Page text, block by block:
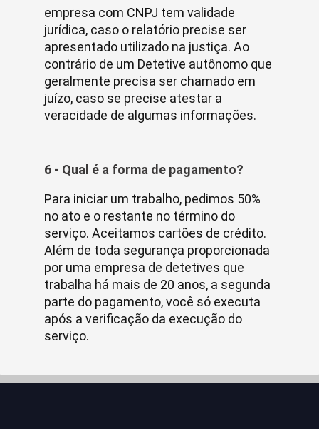
empresa com CNPJ tem validade
jurídica, caso o relatório precise ser
apresentado utilizado na justiça. Ao
contrário de um Detetive autônomo que
geralmente precisa ser chamado em
juízo, caso se precise atestar a
veracidade de algumas informações.
6 - Qual é a forma de pagamento?
Para iniciar um trabalho, pedimos 50%
no ato e o restante no término do
serviço. Aceitamos cartões de crédito.
Além de toda segurança proporcionada
por uma empresa de detetives que
trabalha há mais de 20 anos, a segunda
parte do pagamento, você só executa
após a verificação da execução do
serviço.